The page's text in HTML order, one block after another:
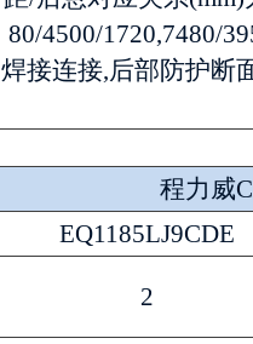
80/4500/1720,7480/
焊接连接,后部防护断
程力威
EQ1185LJ9CDE
2